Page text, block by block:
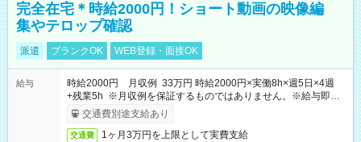
完全在宅＊時給2000円！ショート動画の映像編
集やテロップ確認
派遣 ブランクOK WEB登録・面接OK
給与
時給2000円 月収例 33万円 時給2000円×実働8h×週5日×4週
+残業5h ※月収例を保証するものではありません。※給与即受
取りサービス利用可（利用条件有）
交通費別途支給あり
交通費 1ヶ月3万円を上限として実費支給